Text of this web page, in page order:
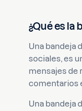
¿Qué es la
Una bandeja
sociales, es
mensajes de
comentarios
Una bandeja